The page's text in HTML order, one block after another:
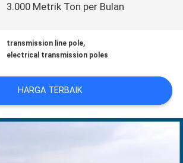
3.000 Metrik Ton per Bulan
transmission line pole,
electrical transmission poles
HARGA TERBAIK